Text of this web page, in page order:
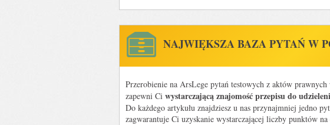
NAJWIĘKSZA BAZA PYTAŃ W
Przerobienie na ArsLege pytań testowych z aktów
zapewni Ci wystarczającą znajomość przepisu do
Do każdego artykułu znajdziesz u nas przynajmniej jedno
zagwarantuje Ci uzyskanie wystarczającej liczby punktów na